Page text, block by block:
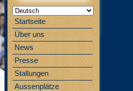
Startseite
Über uns
News
Presse
Stallungen
Aussenplätze